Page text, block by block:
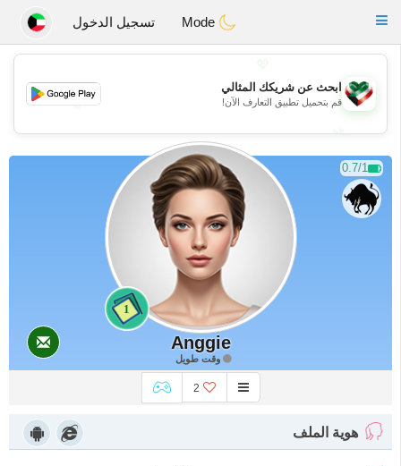
KuwaitChat
Toggle
تسجيل الدخول
💖
💕
💕
ابحث عن شريكك المثالي
قم بتحميل تطبيق التعارف الآن!
0.7/1
1
Anggie
وقت طويل
2
هوية الملف